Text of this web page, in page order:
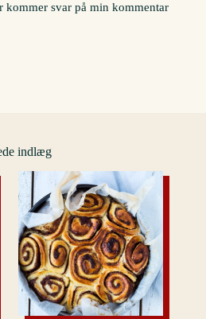
kommer svar på min kommentar
indlæg